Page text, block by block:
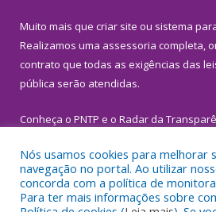
Muito mais que criar site ou sistema
Realizamos uma assessoria completa,
contrato que todas as exigências das
pública serão atendidas.
Conheça o PNTP e o Radar da
Todos os direitos reservados a
Nós usamos cookies para melhorar
navegação no portal. Ao utilizar
concorda com a política de
Para ter mais informações sobre